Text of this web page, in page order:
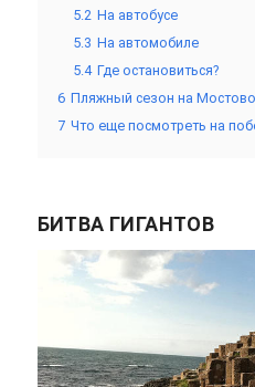
5.2 На автобусе
5.3 На автомобиле
5.4 Где остановиться?
6 Пляжный сезон на
7 Что еще посмотреть на
БИТВА ГИГАНТОВ